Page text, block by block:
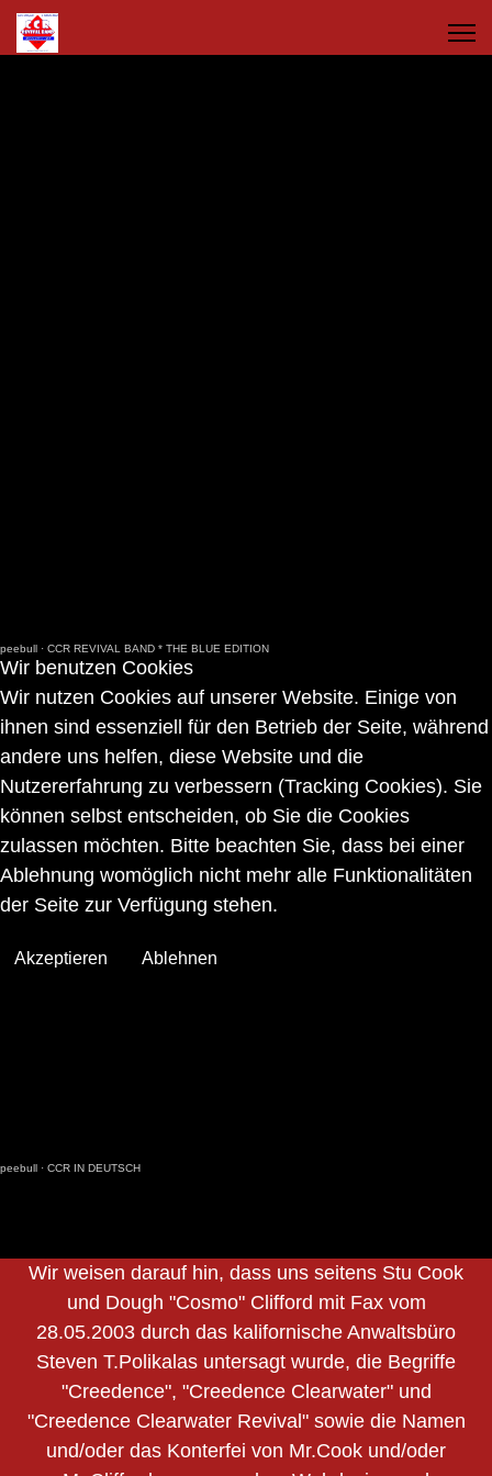
peebull · CCR REVIVAL BAND * THE BLUE EDITION
peebull · CCR IN DEUTSCH
Wir weisen darauf hin, dass uns seitens Stu Cook
und Dough "Cosmo" Clifford mit Fax vom
28.05.2003 durch das kalifornische Anwaltsbüro
Steven T.Polikalas untersagt wurde, die Begriffe
"Creedence", "Creedence Clearwater" und
"Creedence Clearwater Revival" sowie die Namen
und/oder das Konterfei von Mr.Cook und/oder
Wir benutzen Cookies
Wir nutzen Cookies auf unserer Website. Einige von
ihnen sind essenziell für den Betrieb der Seite, während
andere uns helfen, diese Website und die
Nutzererfahrung zu verbessern (Tracking Cookies). Sie
können selbst entscheiden, ob Sie die Cookies
zulassen möchten. Bitte beachten Sie, dass bei einer
Ablehnung womöglich nicht mehr alle Funktionalitäten
der Seite zur Verfügung stehen.
Akzeptieren Ablehnen